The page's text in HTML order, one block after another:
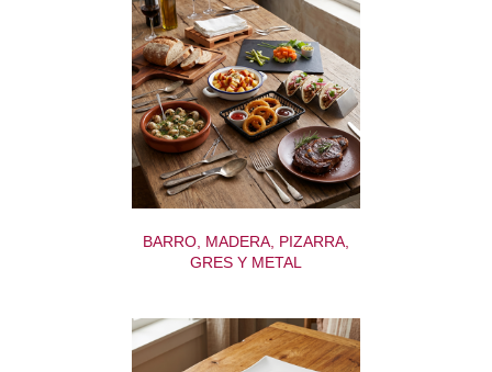
BARRO, MADERA, PIZARRA,
GRES Y METAL